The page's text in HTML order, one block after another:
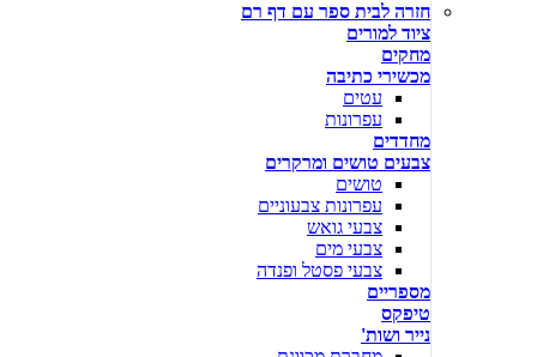
חזרה לבית ספר עם דף רם
ציוד למורים
מחקים
מכשירי כתיבה
עטים
עפרונות
מחדדים
צבעים טושים ומרקרים
טושים
עפרונות צבעוניים
צבעי גואש
צבעי מים
צבעי פסטל ופנדה
מספריים
טיפקס
נייר ושות'